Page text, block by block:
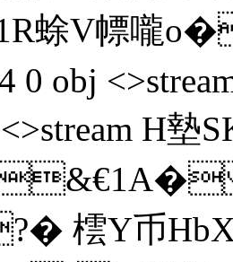
蜍V幖嚨
obj <>stream
<>stream H
橒Y币